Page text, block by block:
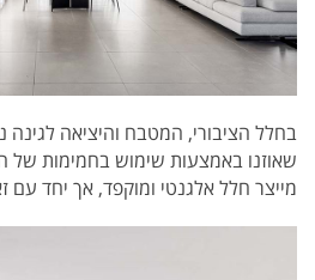
בחלל הציבורי, המטבח והיציאה לגינה
שאוזנו באמצעות שימוש בחמימות של
מייצר חלל אלגנטי ומוקפד, אך יחד עם